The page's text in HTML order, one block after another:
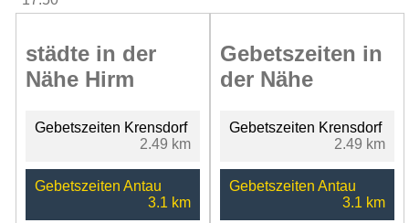
städte in der
Nähe Hirm
Gebetszeiten Krensdorf
2.49 km
Gebetszeiten Antau
3.1 km
Gebetszeiten in
der Nähe
Gebetszeiten Krensdorf
2.49 km
Gebetszeiten Antau
3.1 km